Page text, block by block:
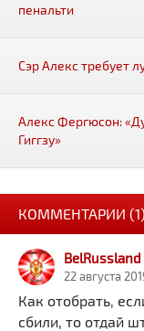
пенальти
Сэр Алекс требует
Алекс Фергюсон:
Гиггзу»
КОММЕНТАРИИ (1)
BelRussland
22 августа
Как отобрать,
сбили, то отдай